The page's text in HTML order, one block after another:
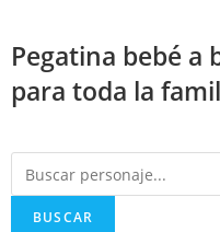
contenido
Pegatina bebé a
para toda la
BUSCAR